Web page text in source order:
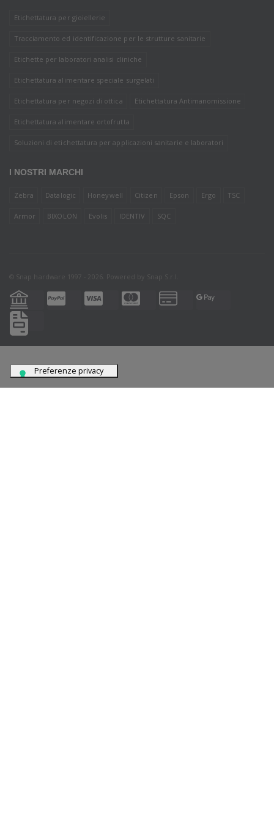
Etichettatura per gioiellerie
Tracciamento ed identificazione per le strutture sanitarie
Etichette per laboratori analisi cliniche
Etichettatura alimentare speciale surgelati
Etichettatura per negozi di ottica Etichettatura Antimanomissione
Etichettatura alimentare ortofrutta
Soluzioni di etichettatura per applicazioni sanitarie e laboratori
I NOSTRI MARCHI
Zebra Datalogic Honeywell Citizen Epson Ergo TSC
Armor BIXOLON Evolis IDENTIV SQC
© Snap hardware 1997 - 2026. Powered by Snap S.r.l.